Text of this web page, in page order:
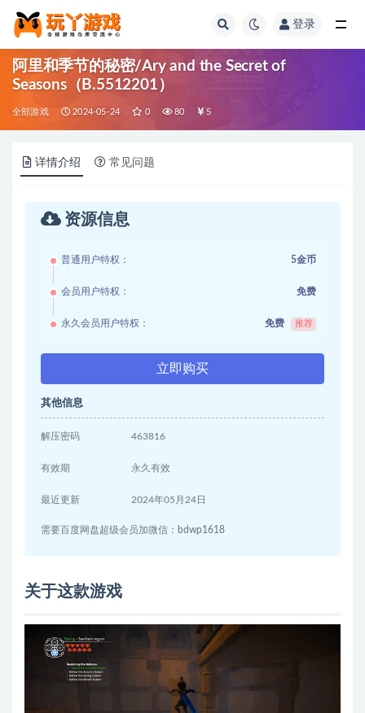
登录
阿里和季节的秘密/Ary and the Secret of
Seasons（B.5512201）
全部游戏 2024-05-24 0 80 5
详情介绍 常见问题
资源信息
普通用户特权： 5金币
会员用户特权： 免费
永久会员用户特权： 免费 推荐
立即购买
其他信息
解压密码 463816
有效期 永久有效
最近更新 2024年05月24日
需要百度网盘超级会员加微信：bdwp1618
关于这款游戏